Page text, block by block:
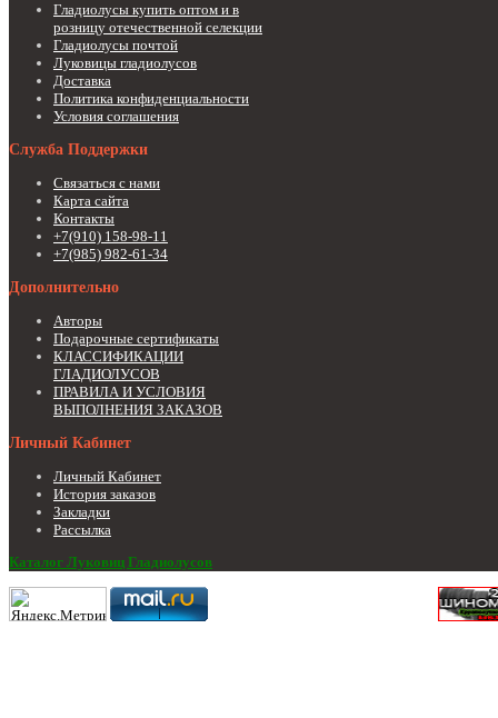
Гладиолусы купить оптом и в
розницу отечественной селекции
Гладиолусы почтой
Луковицы гладиолусов
Доставка
Политика конфиденциальности
Условия соглашения
Служба Поддержки
Связаться с нами
Карта сайта
Контакты
+7(910) 158-98-11
+7(985) 982-61-34
Дополнительно
Авторы
Подарочные сертификаты
КЛАССИФИКАЦИИ
ГЛАДИОЛУСОВ
ПРАВИЛА И УСЛОВИЯ
ВЫПОЛНЕНИЯ ЗАКАЗОВ
Личный Кабинет
Личный Кабинет
История заказов
Закладки
Рассылка
Каталог Луковиц Гладиолусов